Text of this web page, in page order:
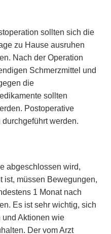
sollten sich die
zu Hause ausruhen
Nach der Operation
Schmerzmittel und
die
sollten
Postoperative
werden.
abgeschlossen wird,
ist, müssen Bewegungen,
1 Monat nach
Es ist sehr wichtig, sich
und Aktionen wie
Der vom Arzt